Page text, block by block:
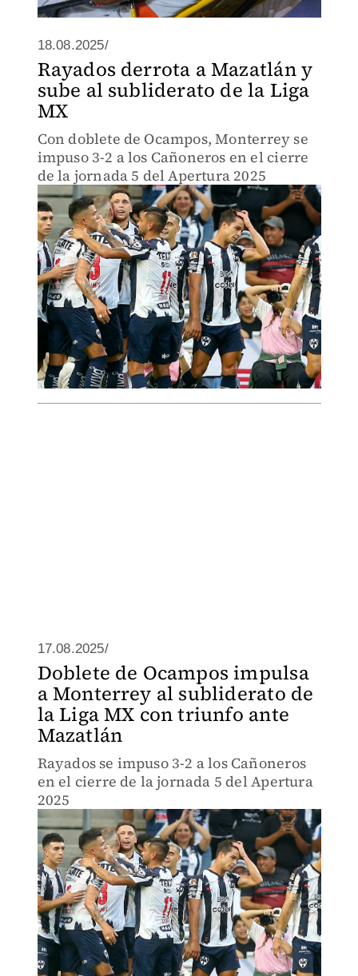
18.08.2025/
Rayados derrota a Mazatlán y
sube al subliderato de la Liga
MX
Con doblete de Ocampos, Monterrey se
impuso 3-2 a los Cañoneros en el cierre
de la jornada 5 del Apertura 2025
17.08.2025/
Doblete de Ocampos impulsa
a Monterrey al subliderato de
la Liga MX con triunfo ante
Mazatlán
Rayados se impuso 3-2 a los Cañoneros
en el cierre de la jornada 5 del Apertura
2025